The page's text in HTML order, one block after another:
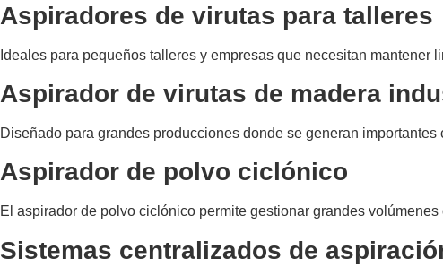
Aspiradores de virutas para talleres
Ideales para pequeños talleres y empresas que necesitan
Aspirador de virutas de madera
Diseñado para grandes producciones donde se generan
Aspirador de polvo ciclónico
El aspirador de polvo ciclónico permite gestionar grandes
Sistemas centralizados de